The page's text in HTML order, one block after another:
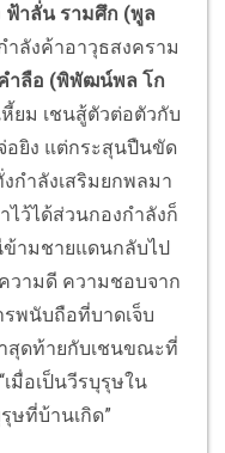
ฟ้าลั่น รามศึก (พูล
ลังค้าอาวุธสงคราม
คำลือ (พิพัฒน์พล โก
ยม เชนสู้ตัวต่อตัวกับ
อยิง แต่กระสุนปืนขัด
กำลังเสริมยกพลมา
ไว้ได้ส่วนกองกำลังก็
ามชายแดนกลับไป
วามดี ความชอบจาก
พนับถือที่บาดเจ็บ
สุดท้ายกับเชนขณะที่
มื่อเป็นวีรบุรุษใน
ษที่บ้านเกิด”